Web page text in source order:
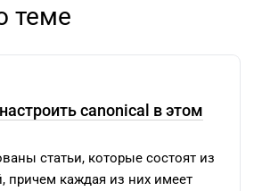
теме
canonical в этом
статьи, которые состоят из
причем каждая из них имеет